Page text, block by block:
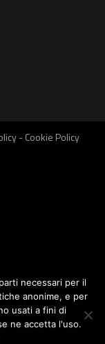
-Cookie Policy
necessari per il
anonime, e per
usati a fini di
ne accetta l'uso.